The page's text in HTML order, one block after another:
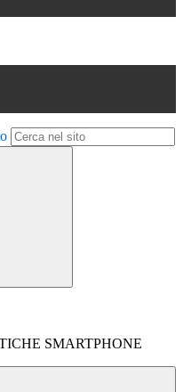
SMARTPHONE